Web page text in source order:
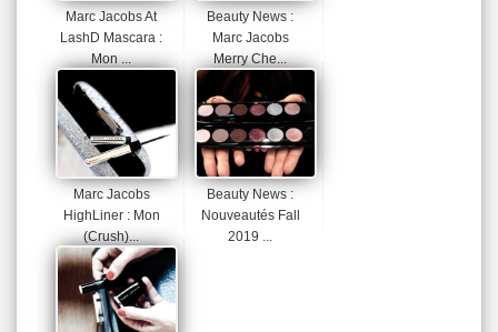
Marc Jacobs At
LashD Mascara :
Mon ...
Beauty News :
Marc Jacobs
Merry Che...
Marc Jacobs
HighLiner : Mon
(Crush)...
Beauty News :
Nouveautés Fall
2019 ...